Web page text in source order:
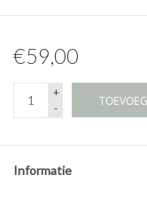
€59,00
+
-
Informatie